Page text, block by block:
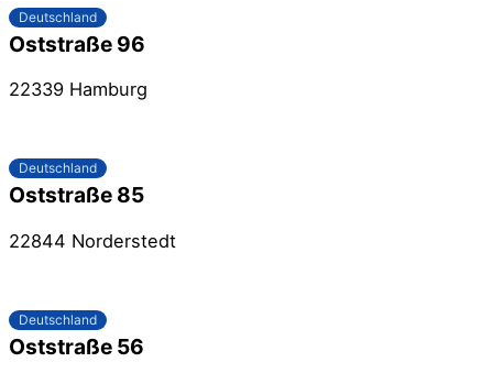
Deutschland
Oststraße 96
22339 Hamburg
Deutschland
Oststraße 85
22844 Norderstedt
Deutschland
Oststraße 56